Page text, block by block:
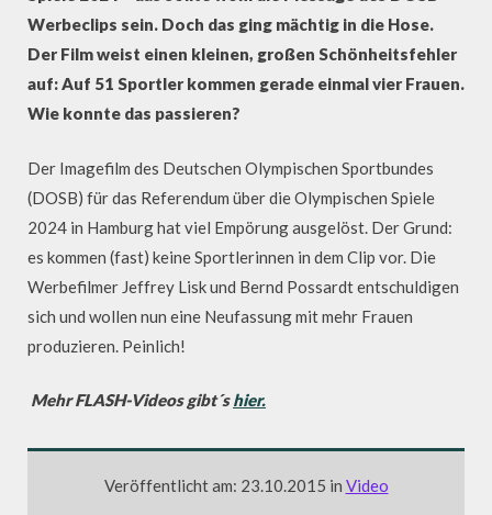
Werbeclips sein. Doch das ging mächtig in die Hose.
Der Film weist einen kleinen, großen Schönheitsfehler
auf: Auf 51 Sportler kommen gerade einmal vier Frauen.
Wie konnte das passieren?
Der Imagefilm des Deutschen Olympischen Sportbundes
(DOSB) für das Referendum über die Olympischen Spiele
2024 in Hamburg hat viel Empörung ausgelöst. Der Grund:
es kommen (fast) keine Sportlerinnen in dem Clip vor. Die
Werbefilmer Jeffrey Lisk und Bernd Possardt entschuldigen
sich und wollen nun eine Neufassung mit mehr Frauen
produzieren. Peinlich!
Mehr FLASH-Videos gibt´shier.
Veröffentlicht am: 23.10.2015 in Video